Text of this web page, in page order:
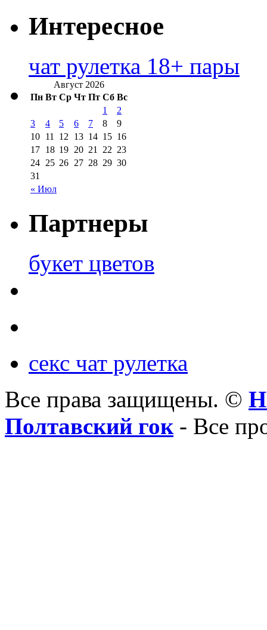
Интересное
чат рулетка 18+ пары
Август 2026
Пн Вт Ср Чт Пт Сб Вс
« Июл
1
2
3
4 5 6 7 8
9
10 11 12 13 14 15 16
17 18 19 20 21 22 23
24 25 26 27 28 29 30
31
Партнеры
букет цветов
секс чат рулетка
Все права защищены. ©
Полтавский гок- Все